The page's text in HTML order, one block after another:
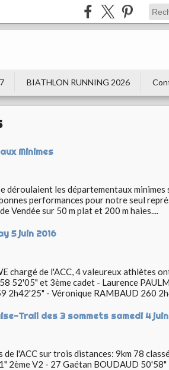
BIATHLON RUNNING 2026
Minimes
déroulaient les départementaux
performances pour notre seul
Vendée sur 50 m plat et 200 m haies....
5 juin 2016
chargé de l'ACC, 4 valeureux athlètes
52'05" et 3ème cadet - Laurence
2h42'25" - Véronique RAMBAUD 260
Trail des 3 sommets samedi 4 juin
de l'ACC sur trois distances: 9km 78
2ème V2 - 27 Gaétan BOUDAUD